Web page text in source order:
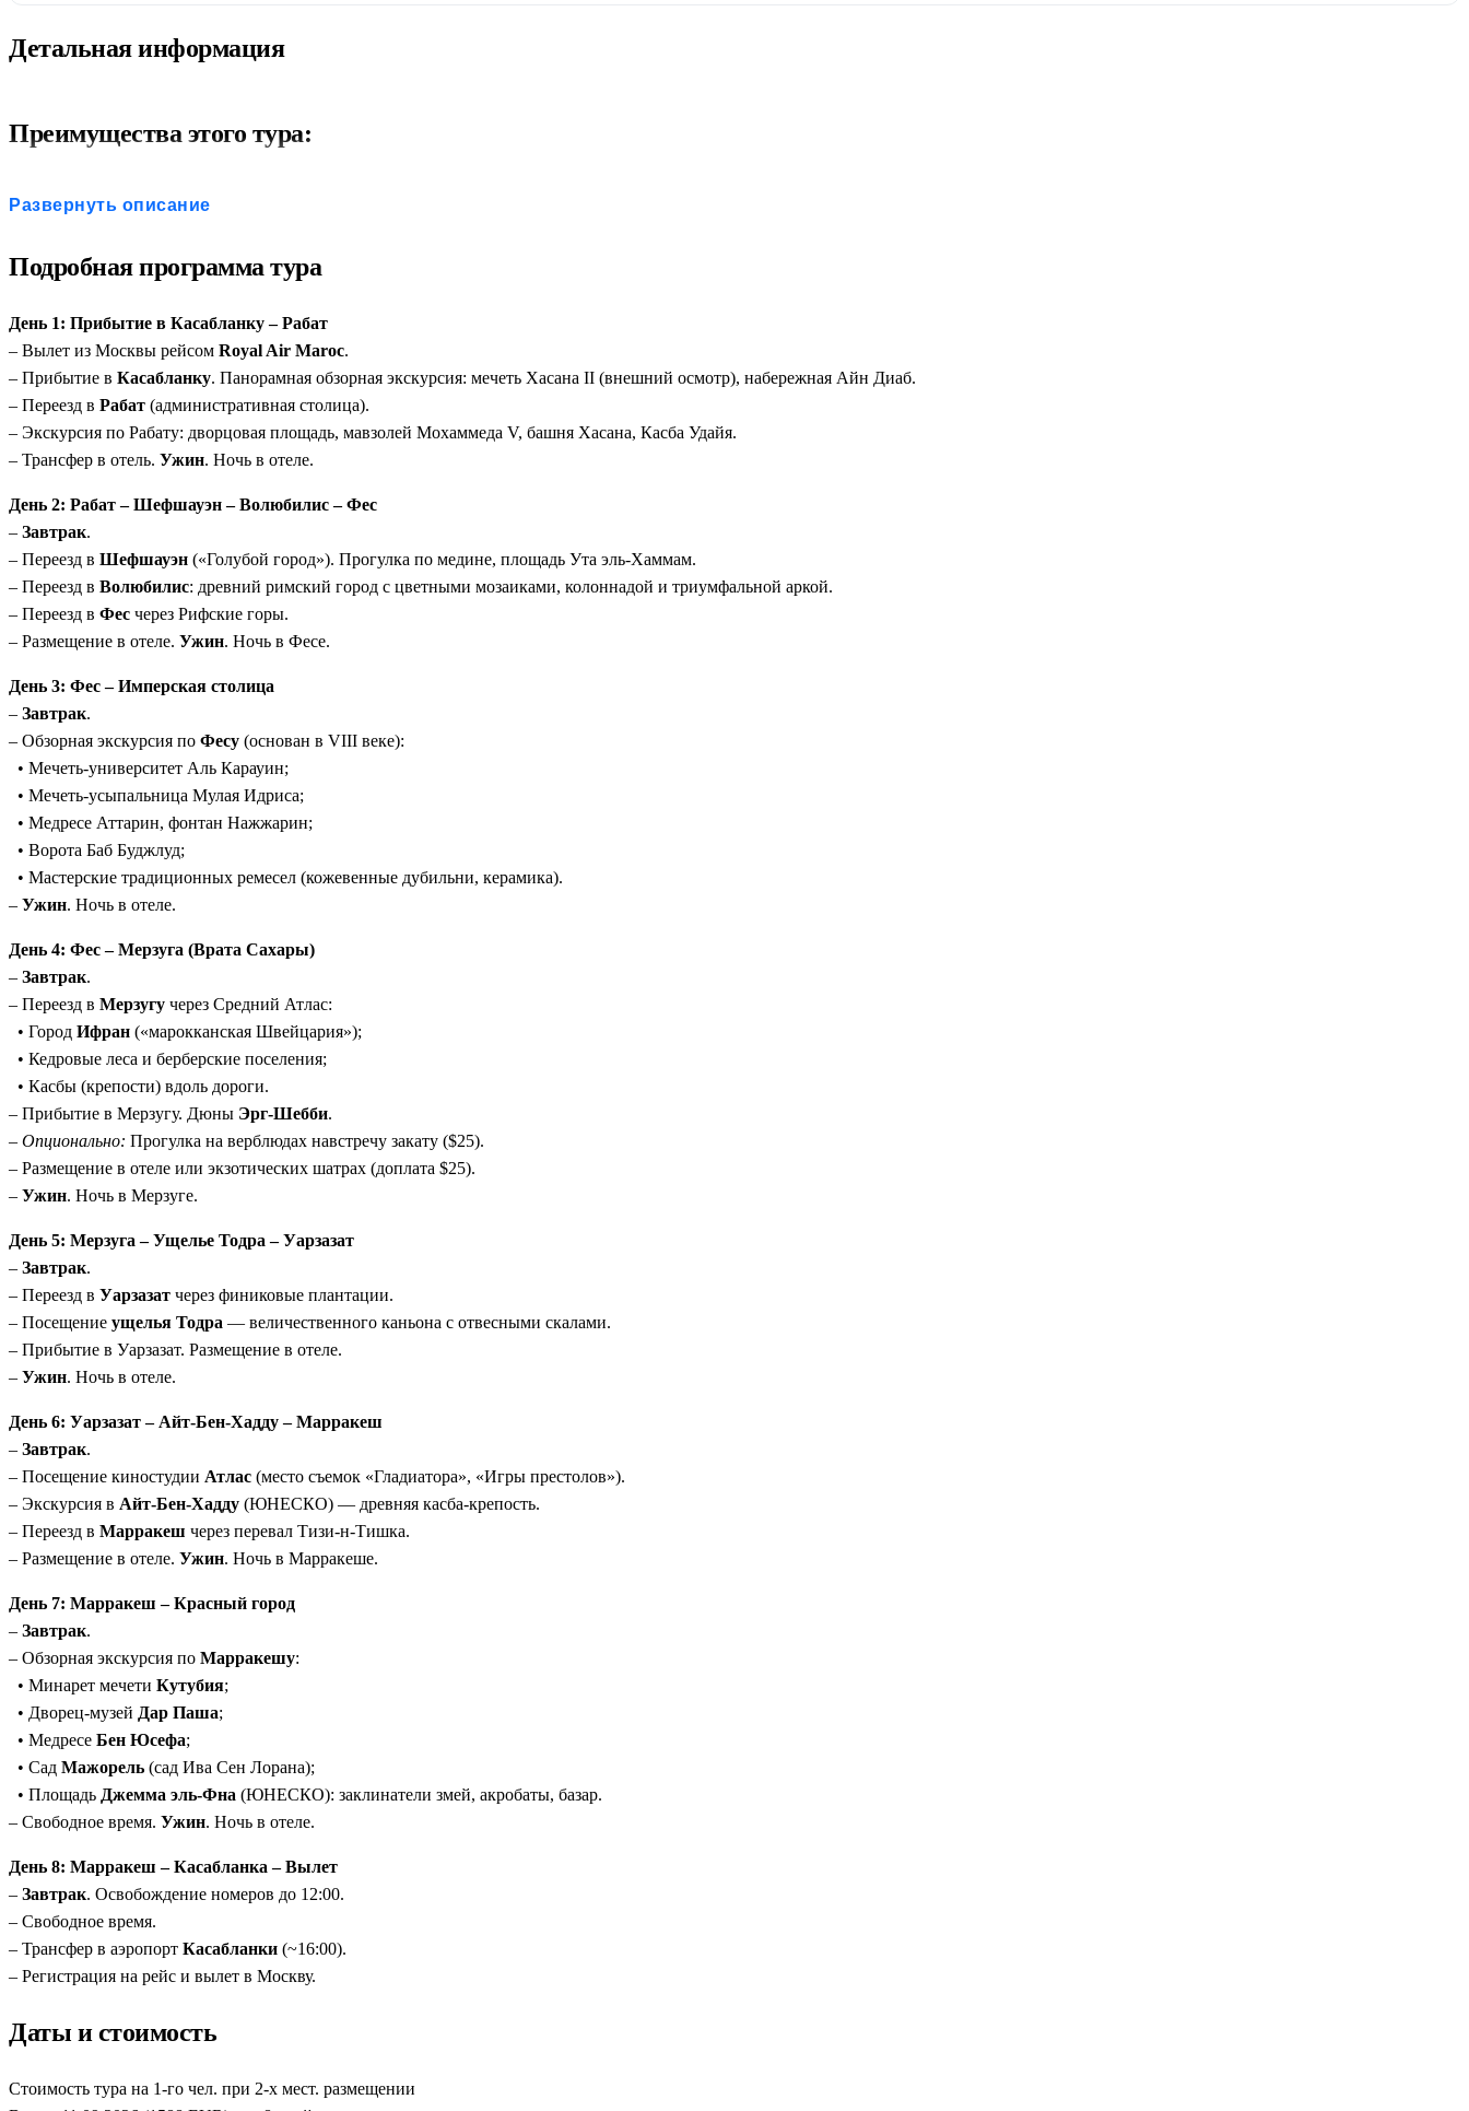
Детальная информация
Преимущества этого тура:
Все включено: Авиаперелёт Москва–Касабланка–Москва (Royal Air Maroc), трансферы, проживание с полупансионом, услуги гида и входные билеты.
Комфортная логистика:Переезды на современном автобусе с кондиционером, оптимальный темп путешествия.
Развернуть описание
Подробная программа тура
День 1: Прибытие в Касабланку – Рабат
– Вылет из Москвы рейсом Royal Air Maroc.
– Прибытие в Касабланку. Панорамная обзорная экскурсия: мечеть Хасана II (внешний осмотр), набережная Айн Диаб.
– Переезд в Рабат (административная столица).
– Экскурсия по Рабату: дворцовая площадь, мавзолей Мохаммеда V, башня Хасана, Касба Удайя.
– Трансфер в отель. Ужин. Ночь в отеле.
День 2: Рабат – Шефшауэн – Волюбилис – Фес
– Завтрак.
– Переезд в Шефшауэн («Голубой город»). Прогулка по медине, площадь Ута эль-Хаммам.
– Переезд в Волюбилис: древний римский город с цветными мозаиками, колоннадой и триумфальной аркой.
– Переезд в Фес через Рифские горы.
– Размещение в отеле. Ужин. Ночь в Фесе.
День 3: Фес – Имперская столица
– Завтрак.
– Обзорная экскурсия по Фесу (основан в VIII веке):
• Мечеть-университет Аль Карауин;
• Мечеть-усыпальница Мулая Идриса;
• Медресе Аттарин, фонтан Нажжарин;
• Ворота Баб Буджлуд;
• Мастерские традиционных ремесел (кожевенные дубильни, керамика).
– Ужин. Ночь в отеле.
День 4: Фес – Мерзуга (Врата Сахары)
– Завтрак.
– Переезд в Мерзугу через Средний Атлас:
• Город Ифран («марокканская Швейцария»);
• Кедровые леса и берберские поселения;
• Касбы (крепости) вдоль дороги.
– Прибытие в Мерзугу. Дюны Эрг-Шебби.
– Опционально: Прогулка на верблюдах навстречу закату ($25).
– Размещение в отеле или экзотических шатрах (доплата $25).
– Ужин. Ночь в Мерзуге.
День 5: Мерзуга – Ущелье Тодра – Уарзазат
– Завтрак.
– Переезд в Уарзазат через финиковые плантации.
– Посещение ущелья Тодра — величественного каньона с отвесными скалами.
– Прибытие в Уарзазат. Размещение в отеле.
– Ужин. Ночь в отеле.
День 6: Уарзазат – Айт-Бен-Хадду – Марракеш
– Завтрак.
– Посещение киностудии Атлас (место съемок «Гладиатора», «Игры престолов»).
– Экскурсия в Айт-Бен-Хадду (ЮНЕСКО) — древняя касба-крепость.
– Переезд в Марракеш через перевал Тизи-н-Тишка.
– Размещение в отеле. Ужин. Ночь в Марракеше.
День 7: Марракеш – Красный город
– Завтрак.
– Обзорная экскурсия по Марракешу:
• Минарет мечети Кутубия;
• Дворец-музей Дар Паша;
• Медресе Бен Юсефа;
• Сад Мажорель (сад Ива Сен Лорана);
• Площадь Джемма эль-Фна (ЮНЕСКО): заклинатели змей, акробаты, базар.
– Свободное время. Ужин. Ночь в отеле.
День 8: Марракеш – Касабланка – Вылет
– Завтрак. Освобождение номеров до 12:00.
– Свободное время.
– Трансфер в аэропорт Касабланки (~16:00).
– Регистрация на рейс и вылет в Москву.
Даты и стоимость
Стоимость тура на 1-го чел. при 2-х мест. размещении